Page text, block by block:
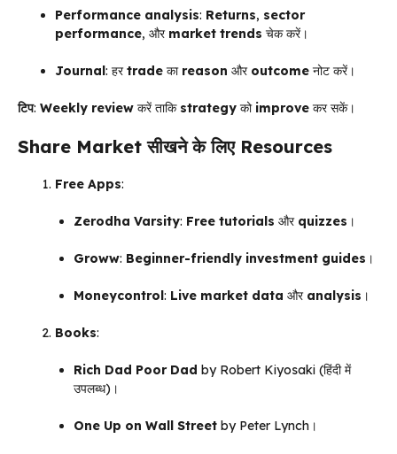
Performance analysis: Returns, sector
performance, और market trends चेक करें।
Journal : हरtrade का reason और outcome नोट करें।
टिप: Weekly review करें ताकि strategy को improve कर सकें।
Share Market सीखने के लिए Resources
Free Apps:
Zerodha Varsity: Free tutorials और quizzes ।
Groww: Beginner-friendly investment guides ।
Moneycontrol : Live market data और analysis ।
Books:
Rich Dad Poor Dad by Robert Kiyosaki (हिंदी में
उपलब्ध)।
One Up on Wall Street by Peter Lynch।